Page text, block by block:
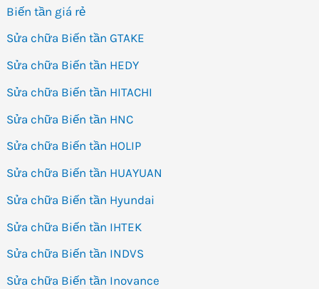
Biến tần giá rẻ
Sửa chữa Biến tần GTAKE
Sửa chữa Biến tần HEDY
Sửa chữa Biến tần HITACHI
Sửa chữa Biến tần HNC
Sửa chữa Biến tần HOLIP
Sửa chữa Biến tần HUAYUAN
Sửa chữa Biến tần Hyundai
Sửa chữa Biến tần IHTEK
Sửa chữa Biến tần INDVS
Sửa chữa Biến tần Inovance